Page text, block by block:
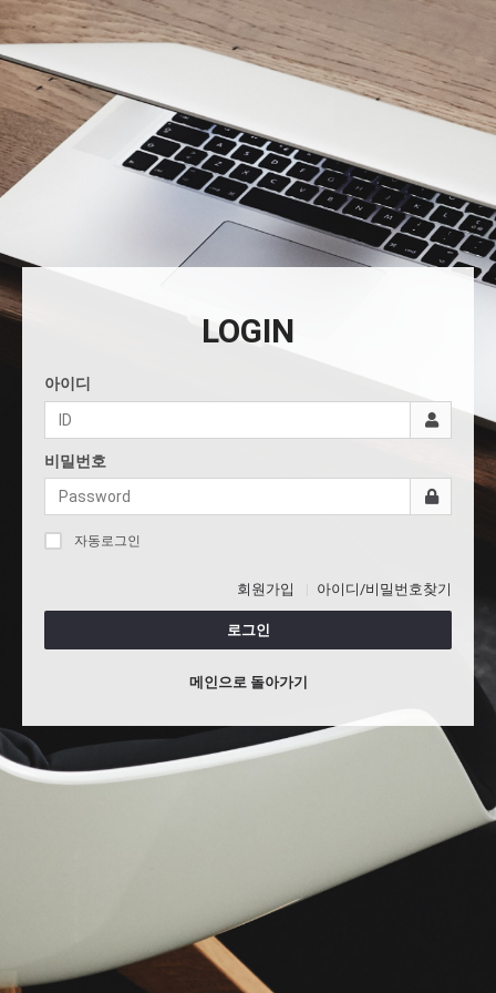
LOGIN
아이디
비밀번호
자동로그인
회원가입 아이디/비밀번호찾기
로그인
메인으로 돌아가기